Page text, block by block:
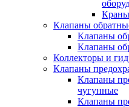
Краны
Клапаны
Клапаны
Клапаны
Коллекторы и
Клапаны
Клапаны
чугунные
Клапаны